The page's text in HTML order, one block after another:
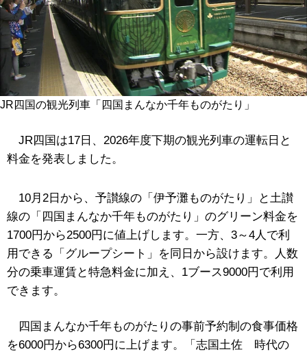
JR四国の観光列車「四国まんなか千年ものがたり」
JR四国は17日、2026年度下期の観光列車の運転日と
料金を発表しました。
10月2日から、予讃線の「伊予灘ものがたり」と土讃
線の「四国まんなか千年ものがたり」のグリーン料金を
1700円から2500円に値上げします。一方、3～4人で利
用できる「グループシート」を同日から設けます。人数
分の乗車運賃と特急料金に加え、1ブース9000円で利用
できます。
四国まんなか千年ものがたりの事前予約制の食事価格
を6000円から6300円に上げます。「志国土佐 時代の